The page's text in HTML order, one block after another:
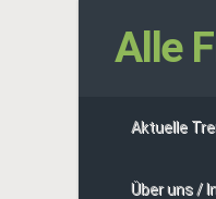
Alle
Aktuelle
Über uns /